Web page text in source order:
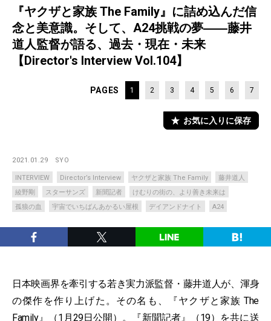
『ヤクザと家族 The Family』に詰め込んだ信
念と美意識。そして、A24挑戦の夢――藤井
道人監督が語る、過去・現在・未来
【Director's Interview Vol.104】
PAGES 1 2 3 4 5 6 7
お気に入りに保存
2021.01.29 SYO
INTERVIEW Director’s Interview ヤクザと家族 The Family
藤井道人
綾野剛
スターサンズ 新聞記者
けむりの街の、より善き未来は
孤狼の血
宇宙でいちばんあかるい屋根 デイアンドナイト A24
日本映画界を牽引する若き実力派監督・藤井道人が、渾身
の傑作を作り上げた。その名も、『ヤクザと家族 The
Family』（1月29日公開）。『新聞記者』（19）を共に送